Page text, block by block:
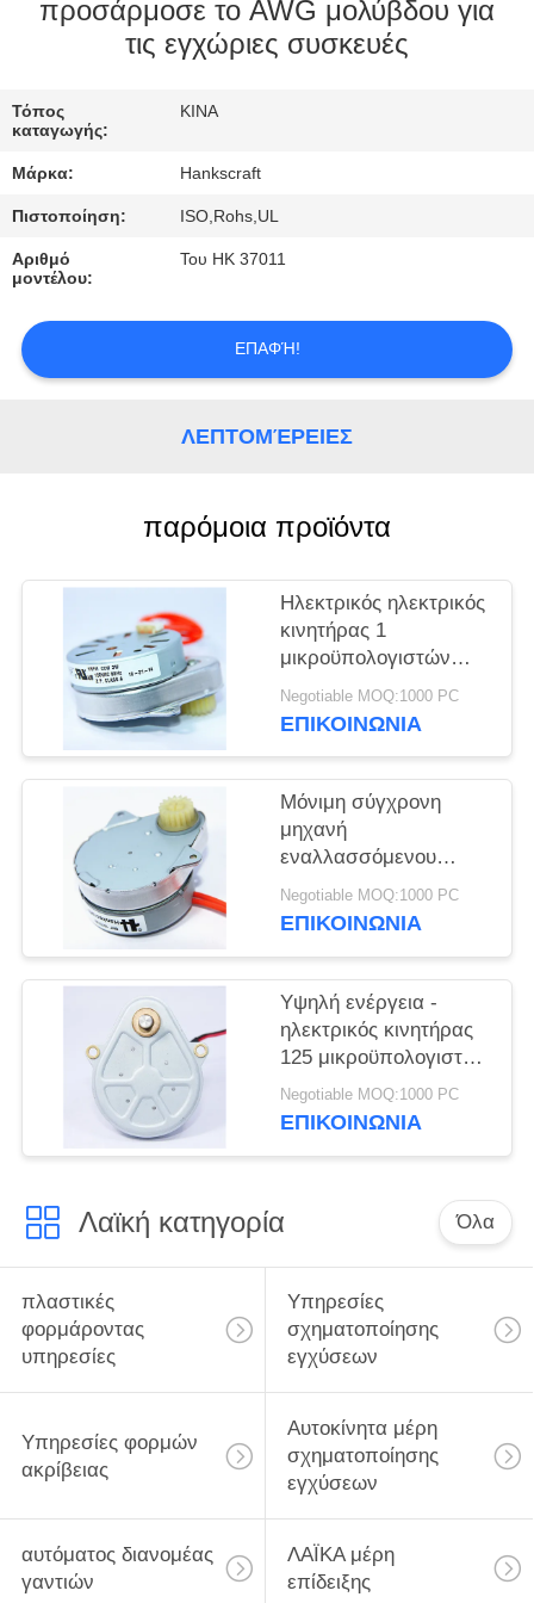
ΈΛΕΓΧΟΣ
ΕΛΆΤΕ
ΣΕ
ΕΠΑΦΉ
ΖΗΤΉΣΤΕ
ΈΝΑ
προσάρμοσε το AWG μολύβδου για
τις εγχώριες συσκευές
Τόπος
καταγωγής:
ΚΙΝΑ
Μάρκα: Hankscraft
Πιστοποίηση: ISO,Rohs,UL
Αριθμό
μοντέλου:
Του HK 37011
ΕΠΑΦΉ!
ΛΕΠΤΟΜΈΡΕΙΕΣ
παρόμοια προϊόντα
Ηλεκτρικός ηλεκτρικός
κινητήρας 1
μικροϋπολογιστών
εναλλασσόμενου
ρεύματος 115v Snp
περιστροφής/λεπτό
Negotiable MOQ:1000 PC
ΕΠΙΚΟΙΝΩΝΙΑ
Μόνιμη σύγχρονη
μηχανή
εναλλασσόμενου
ρεύματος 115v SNP,
σύγχρονη μηχανή
Negotiable MOQ:1000 PC
ΕΠΙΚΟΙΝΩΝΙΑ
Υψηλή ενέργεια -
ηλεκτρικός κινητήρας
125 μικροϋπολογιστών
αποταμίευσης Oz στο
μικρό μέγεθος ροπής
Negotiable MOQ:1000 PC
ΕΠΙΚΟΙΝΩΝΙΑ
Λαϊκή κατηγορία Όλα
πλαστικές
φορμάροντας
υπηρεσίες
Υπηρεσίες
σχηματοποίησης
εγχύσεων
Υπηρεσίες φορμών
ακρίβειας
Αυτοκίνητα μέρη
σχηματοποίησης
εγχύσεων
αυτόματος διανομέας
γαντιών
ΛΑΪΚΑ μέρη
επίδειξης